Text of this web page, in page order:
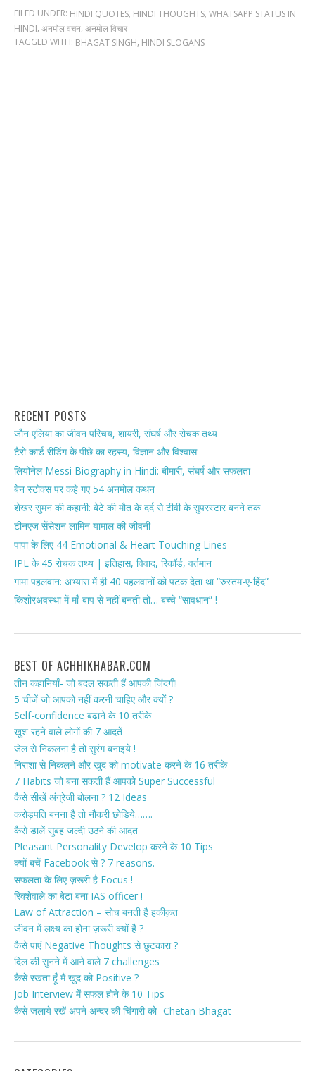
FILED UNDER: HINDI QUOTES, HINDI THOUGHTS, WHATSAPP STATUS IN
HINDI, अनमोल वचन, अनमोल विचार
TAGGED WITH: BHAGAT SINGH, HINDI SLOGANS
RECENT POSTS
जौन एलिया का जीवन परिचय, शायरी, संघर्ष और रोचक तथ्य
टैरो कार्ड रीडिंग के पीछे का रहस्य, विज्ञान और विश्वास
लियोनेल Messi Biography in Hindi: बीमारी, संघर्ष और सफलता
बेन स्टोक्स पर कहे गए 54 अनमोल कथन
शेखर सुमन की कहानी: बेटे की मौत के दर्द से टीवी के सुपरस्टार बनने तक
टीनएज सेंसेशन लामिन यामाल की जीवनी
पापा के लिए 44 Emotional & Heart Touching Lines
IPL के 45 रोचक तथ्य | इतिहास, विवाद, रिकॉर्ड, वर्तमान
गामा पहलवान: अभ्यास में ही 40 पहलवानों को पटक देता था “रुस्तम-ए-हिंद”
किशोरअवस्था में माँ-बाप से नहीं बनती तो… बच्चे “सावधान” !
BEST OF ACHHIKHABAR.COM
तीन कहानियाँ- जो बदल सकती हैं आपकी जिंदगी!
5 चीजें जो आपको नहीं करनी चाहिए और क्यों ?
Self-confidence बढाने के 10 तरीके
खुश रहने वाले लोगों की 7 आदतें
जेल से निकलना है तो सुरंग बनाइये !
निराशा से निकलने और खुद को motivate करने के 16 तरीके
7 Habits जो बना सकती हैं आपको Super Successful
कैसे सीखें अंग्रेजी बोलना ? 12 Ideas
करोड़पति बनना है तो नौकरी छोडिये…….
कैसे डालें सुबह जल्दी उठने की आदत
Pleasant Personality Develop करने के 10 Tips
क्यों बचें Facebook से ? 7 reasons.
सफलता के लिए ज़रूरी है Focus !
रिक्शेवाले का बेटा बना IAS officer !
Law of Attraction – सोच बनती है हकीक़त
जीवन में लक्ष्य का होना ज़रूरी क्यों है ?
कैसे पाएं Negative Thoughts से छुटकारा ?
दिल की सुनने में आने वाले 7 challenges
कैसे रखता हूँ मैं खुद को Positive ?
Job Interview में सफल होने के 10 Tips
कैसे जलाये रखें अपने अन्दर की चिंगारी को- Chetan Bhagat